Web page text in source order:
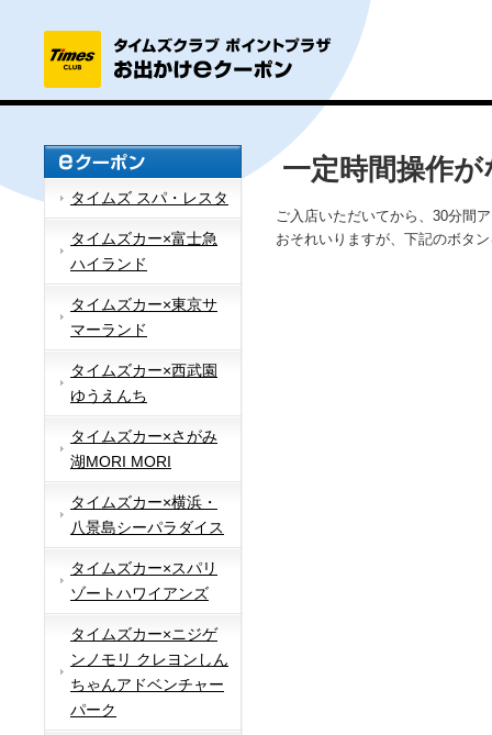
タイムズ スパ・レスタ
タイムズカー×富士急
ハイランド
タイムズカー×東京サ
マーランド
タイムズカー×西武園
ゆうえんち
タイムズカー×さがみ
湖MORI MORI
タイムズカー×横浜・
八景島シーパラダイス
タイムズカー×スパリ
ゾートハワイアンズ
タイムズカー×ニジゲ
ンノモリ クレヨンしん
ちゃんアドベンチャー
パーク
一定時間操作
ご入店いただいてから、30分間
おそれいりますが、下記のボタ